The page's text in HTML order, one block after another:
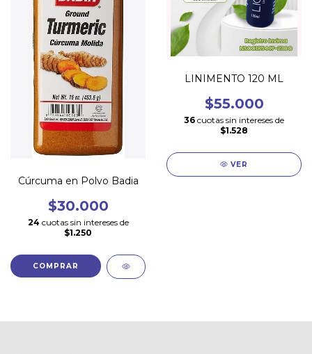
Cúrcuma en Polvo Badia
$30.000
24 cuotas sin intereses de
$1.250
LINIMENTO 120 ML
$55.000
36 cuotas sin intereses de
$1.528
VER